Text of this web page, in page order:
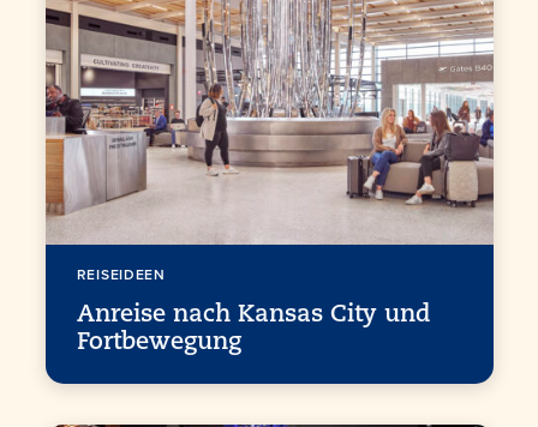
REISEIDEEN
Anreise nach Kansas City und
Fortbewegung